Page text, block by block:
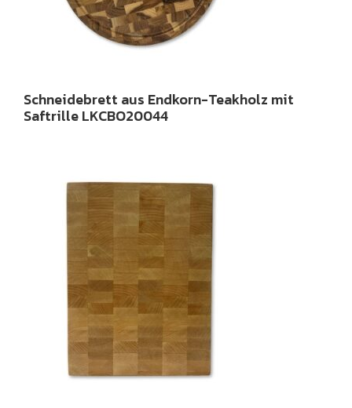
Schneidebrett aus Endkorn-Teakholz mit
Saftrille LKCBO20044